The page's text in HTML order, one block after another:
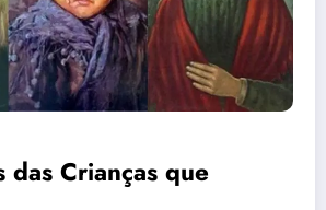
das Crianças que